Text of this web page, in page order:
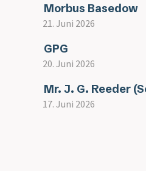
Morbus Basedow
21. Juni 2026
GPG
20. Juni 2026
Mr. J. G. Reeder
17. Juni 2026